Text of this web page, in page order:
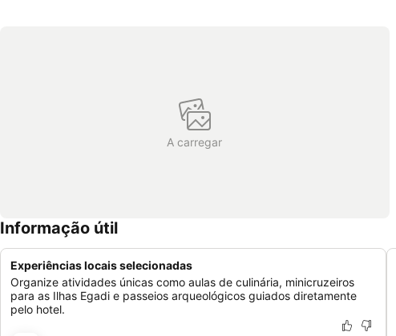
A carregar
Informação útil
Experiências locais selecionadas
Organize atividades únicas como aulas de culinária, minicruzeiros
para as Ilhas Egadi e passeios arqueológicos guiados diretamente
pelo hotel.